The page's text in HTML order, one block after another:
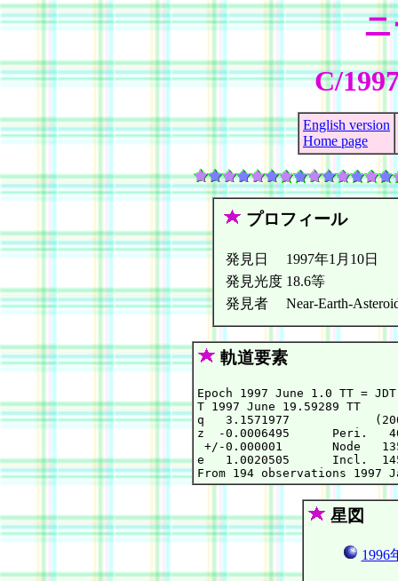
C/
English version
Home page
プロフィール
発見日
1997年1月10日
発見光度 18.6等
発見者
Near-Earth-
軌道要素
Epoch 1997 June 1.0 TT =
T 1997 June 19.59289
q   3.1571977
z  -0.0006495      Peri.
+/-0.000001       Node
e   1.0020505      Incl.
星図
1996